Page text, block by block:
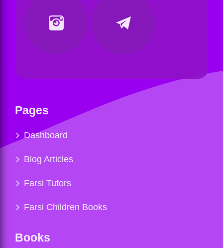
Pages
Dashboard
Blog Articles
Farsi Tutors
Farsi Children Books
Books